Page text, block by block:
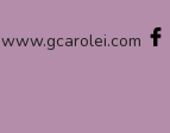
www.gcarolei.com